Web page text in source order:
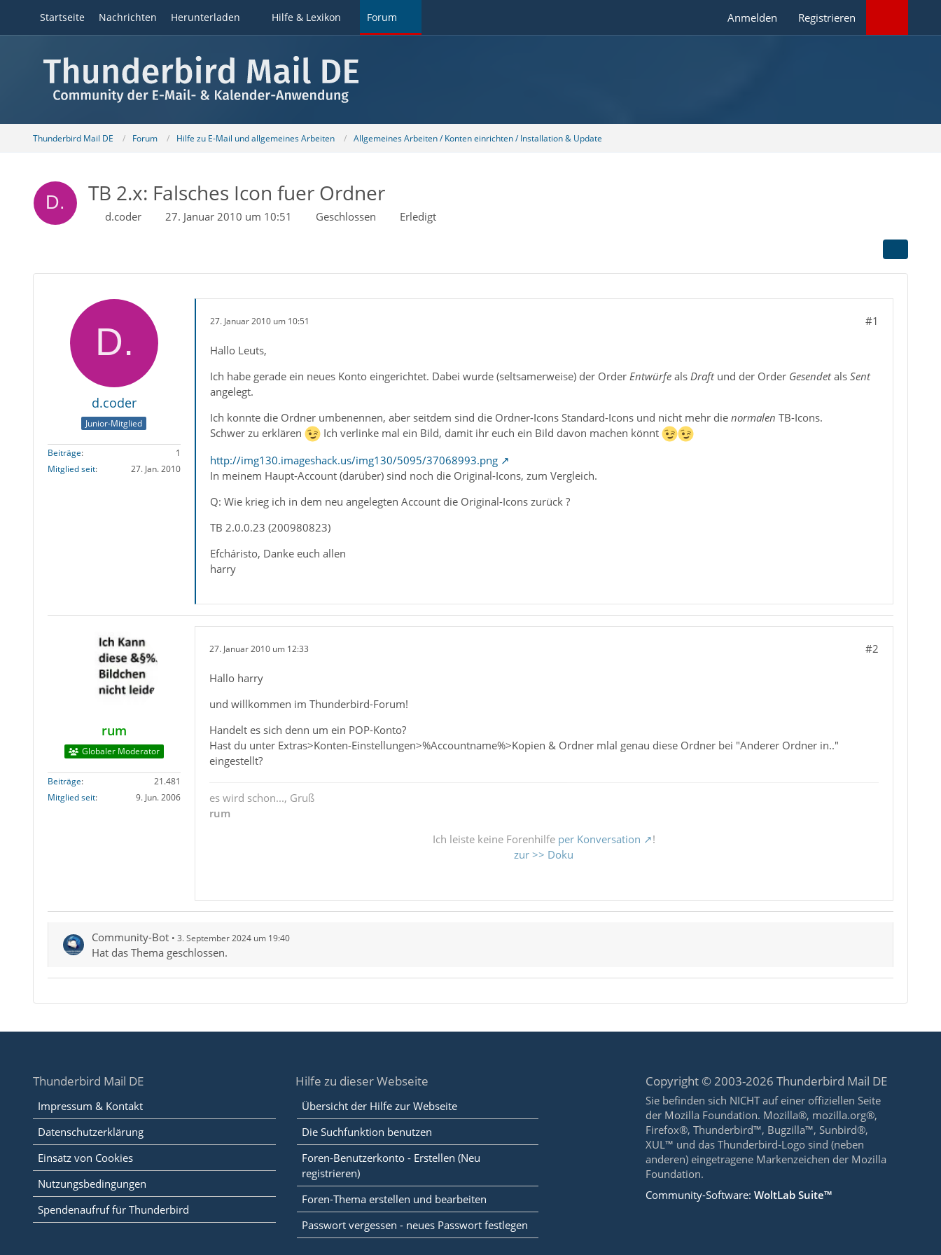
Startseite Nachrichten Herunterladen Hilfe & Lexikon Forum Anmelden Registrieren
Thunderbird Mail DE Forum Hilfe zu E-Mail und allgemeines Arbeiten Allgemeines Arbeiten / Konten einrichten / Installation & Update
TB 2.x: Falsches Icon fuer Ordner
d.coder 27. Januar 2010 um 10:51 Geschlossen Erledigt
d.coder
Junior-Mitglied
Beiträge
1
Mitglied seit
27. Jan. 2010
27. Januar 2010 um 10:51 #1
Hallo Leuts,
Ich habe gerade ein neues Konto eingerichtet. Dabei wurde (seltsamerweise) der Order Entwürfeals Draftund der Order Gesendetals Sent
angelegt.
Ich konnte die Ordner umbenennen, aber seitdem sind die Ordner-Icons Standard-Icons und nicht mehr die normalen TB-Icons.
Schwer zu erklären
Ich verlinke mal ein Bild, damit ihr euch ein Bild davon machen könnt
http://img130.imageshack.us/img130/5095/37068993.png
In meinem Haupt-Account (darüber) sind noch die Original-Icons, zum Vergleich.
Q: Wie krieg ich in dem neu angelegten Account die Original-Icons zurück ?
TB 2.0.0.23 (200980823)
Efcháristo, Danke euch allen
harry
rum
Globaler Moderator
Beiträge
21.481
Mitglied seit
9. Jun. 2006
27. Januar 2010 um 12:33 #2
Hallo harry
und willkommen im Thunderbird-Forum!
Handelt es sich denn um ein POP-Konto?
Hast du unter Extras>Konten-Einstellungen>%Accountname%>Kopien & Ordner mlal genau diese Ordner bei "Anderer Ordner in.."
eingestellt?
es wird schon..., Gruß
rum
Ich leiste keine Forenhilfe per Konversation
!
zur >> Doku
Community-Bot 3. September 2024 um 19:40
Hat das Thema geschlossen.
Thunderbird Mail DE
Impressum & Kontakt
Datenschutzerklärung
Einsatz von Cookies
Nutzungsbedingungen
Spendenaufruf für Thunderbird
Hilfe zu dieser Webseite
Übersicht der Hilfe zur Webseite
Die Suchfunktion benutzen
Foren-Benutzerkonto - Erstellen (Neu
registrieren)
Foren-Thema erstellen und bearbeiten
Passwort vergessen - neues Passwort festlegen
Copyright © 2003-2026 Thunderbird Mail DE
Sie befinden sich NICHT auf einer offiziellen Seite
der Mozilla Foundation. Mozilla®, mozilla.org®,
Firefox®, Thunderbird™, Bugzilla™, Sunbird®,
XUL™ und das Thunderbird-Logo sind (neben
anderen) eingetragene Markenzeichen der Mozilla
Foundation.
Community-Software:WoltLab Suite™